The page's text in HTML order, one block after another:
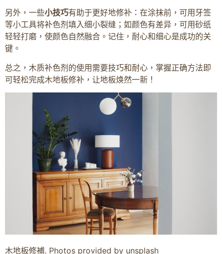
另外，一些小技巧有助于更好地修补：在涂抹前，可用牙签
等小工具将补色剂填入细小裂缝；如颜色有差异，可用砂纸
轻轻打磨，使颜色自然融合。记住，耐心和细心是成功的关
键。
总之，木质补色剂的使用需要技巧和耐心，掌握正确方法即
可轻松完成木地板修补，让地板焕然一新！
木地板修補. Photos provided by unsplash